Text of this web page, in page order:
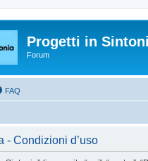
Progetti in
Forum
FAQ
- Condizioni d’uso